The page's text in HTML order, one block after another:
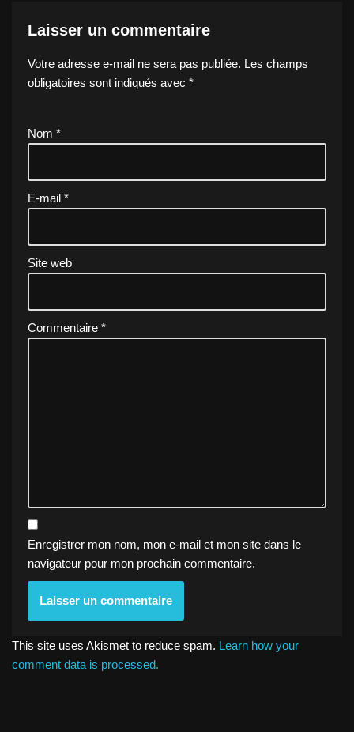
Laisser un commentaire
Votre adresse e-mail ne sera pas publiée. Les champs
obligatoires sont indiqués avec *
Nom *
E-mail *
Site web
Commentaire *
Enregistrer mon nom, mon e-mail et mon site dans le
navigateur pour mon prochain commentaire.
This site uses Akismet to reduce spam. Learn how your
comment data is processed.